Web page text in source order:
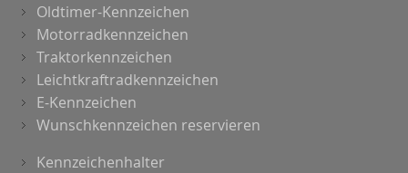
Oldtimer-Kennzeichen
Motorradkennzeichen
Traktorkennzeichen
Leichtkraftradkennzeichen
E-Kennzeichen
Wunschkennzeichen reservieren
Kennzeichenhalter